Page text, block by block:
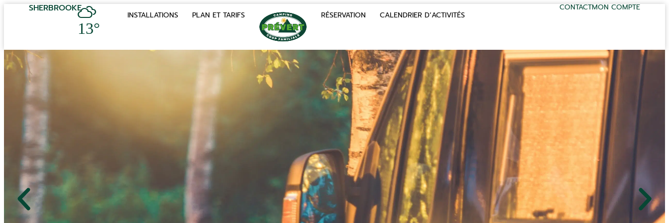
SHERBROOKE
13°
INSTALLATIONS PLAN ET TARIFS RÉSERVATION CALENDRIER D’ACTIVITÉS
MON COMPTE
CONTACT